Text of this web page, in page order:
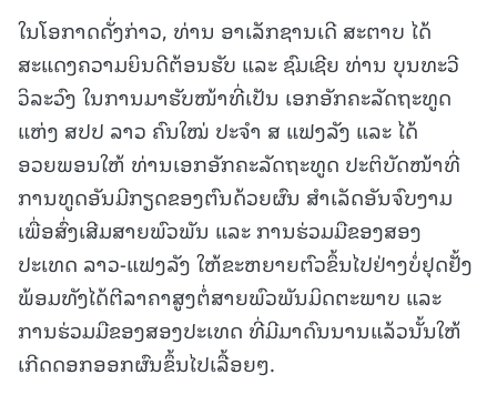
ໃນໂອກາດດັ່ງກ່າວ, ທ່ານ ອາເລັກຊານເດີ ສະຕາບ ໄດ້
ສະແດງຄວາມຍິນດີຕ້ອນຮັບ ແລະ ຊົມເຊີຍ ທ່ານ ບຸນທະວີ
ວິລະວົງ ໃນການມາຮັບໜ້າທີ່ເປັນ ເອກອັກຄະລັດຖະທູດ
ແຫ່ງ ສປປ ລາວ ຄົນໃໝ່ ປະຈຳ ສ ແຟງລັງ ແລະ ໄດ້
ອວຍພອນໃຫ້ ທ່ານເອກອັກຄະລັດຖະທູດ ປະຕິບັດໜ້າທີ່
ການທູດອັນມີກຽດຂອງຕົນດ້ວຍຜົນ ສຳເລັດອັນຈົບງາມ
ເພື່ອສົ່ງເສີມສາຍພົວພັນ ແລະ ການຮ່ວມມືຂອງສອງ
ປະເທດ ລາວ-ແຟງລັງ ໃຫ້ຂະຫຍາຍຕົວຂຶ້ນໄປຢ່າງບໍ່ຢຸດຢັ້ງ
ພ້ອມທັງໄດ້ຕີລາຄາສູງຕໍ່ສາຍພົວພັນມິດຕະພາບ ແລະ
ການຮ່ວມມືຂອງສອງປະເທດ ທີ່ມີມາດົນນານແລ້ວນັ້ນໃຫ້
ເກີດດອກອອກຜົນຂຶ້ນໄປເລື້ອຍໆ.